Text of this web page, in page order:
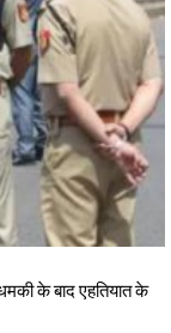
के बाद एहतियात के